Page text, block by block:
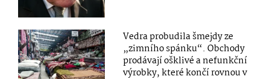
Vedra probudila šmejdy ze
„zimního spánku“. Obchody
prodávají ošklivé a nefunkční
výrobky, které končí rovnou v